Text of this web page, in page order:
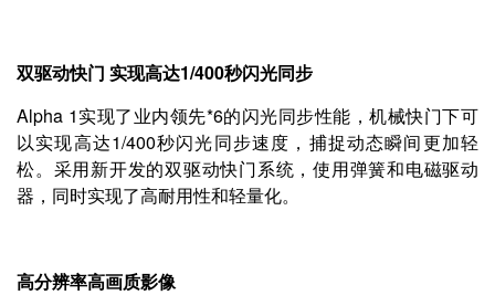
双驱动快门 实现高达1/400秒闪光同步
Alpha 1实现了业内领先*6的闪光同步性能，机械快门下可
以实现高达1/400秒闪光同步速度，捕捉动态瞬间更加轻
松。采用新开发的双驱动快门系统，使用弹簧和电磁驱动
器，同时实现了高耐用性和轻量化。
高分辨率高画质影像